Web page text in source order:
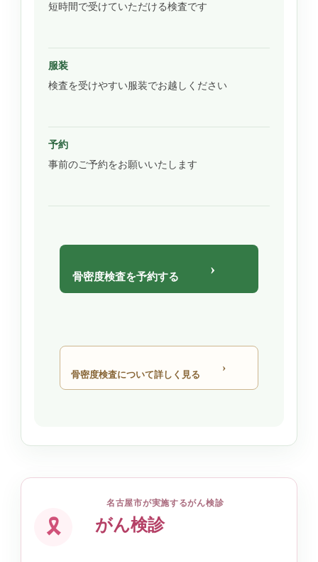
短時間で受けていただける検査です
服装
検査を受けやすい服装でお越しください
予約
事前のご予約をお願いいたします
骨密度検査を予約する ›
骨密度検査について詳しく見る
›
🎗
名古屋市が実施するがん検診
がん検診